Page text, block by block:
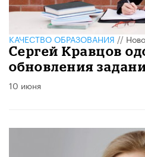
КАЧЕСТВО ОБРАЗОВАНИЯ //
Сергей Кравцов
обновления
10 июня